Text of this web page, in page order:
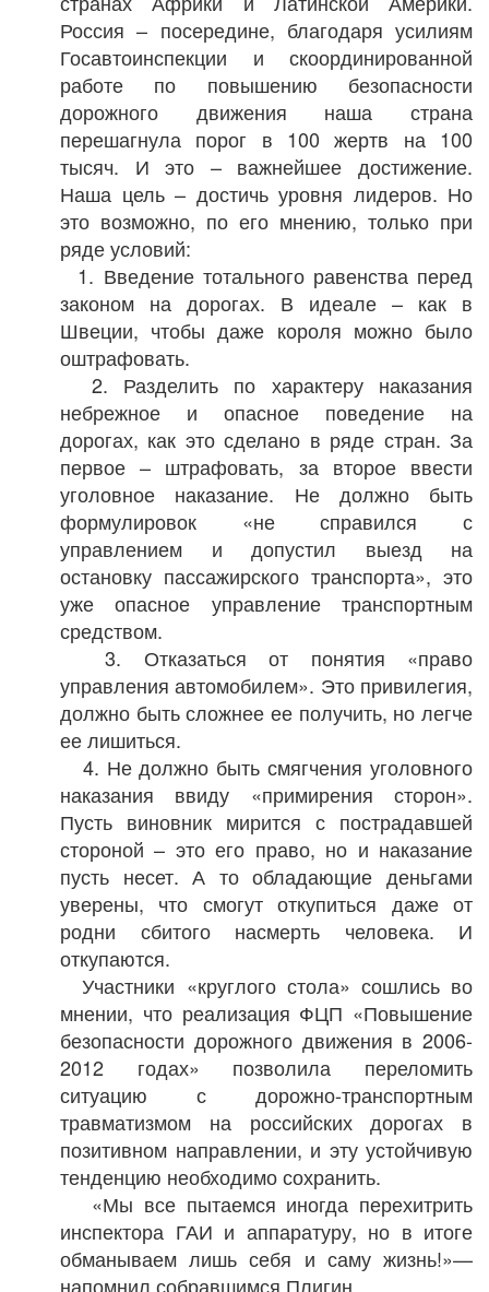
Россия – посередине, благодаря усилиям
Госавтоинспекции и скоординированной
работе по повышению безопасности
дорожного движения наша страна
перешагнула порог в 100 жертв на 100
тысяч. И это – важнейшее достижение.
Наша цель – достичь уровня лидеров. Но
это возможно, по его мнению, только при
ряде условий:
1. Введение тотального равенства перед
законом на дорогах. В идеале – как в
Швеции, чтобы даже короля можно было
оштрафовать.
2. Разделить по характеру наказания
небрежное и опасное поведение на
дорогах, как это сделано в ряде стран. За
первое – штрафовать, за второе ввести
уголовное наказание. Не должно быть
формулировок «не справился с
управлением и допустил выезд на
остановку пассажирского транспорта», это
уже опасное управление транспортным
средством.
3. Отказаться от понятия «право
управления автомобилем». Это привилегия,
должно быть сложнее ее получить, но легче
ее лишиться.
4. Не должно быть смягчения уголовного
наказания ввиду «примирения сторон».
Пусть виновник мирится с пострадавшей
стороной – это его право, но и наказание
пусть несет. А то обладающие деньгами
уверены, что смогут откупиться даже от
родни сбитого насмерть человека. И
откупаются.
Участники «круглого стола» сошлись во
мнении, что реализация ФЦП «Повышение
безопасности дорожного движения в 2006-
2012 годах» позволила переломить
ситуацию с дорожно-транспортным
травматизмом на российских дорогах в
позитивном направлении, и эту устойчивую
тенденцию необходимо сохранить.
«Мы все пытаемся иногда перехитрить
инспектора ГАИ и аппаратуру, но в итоге
обманываем лишь себя и саму жизнь!»—
напомнил собравшимся Плигин.